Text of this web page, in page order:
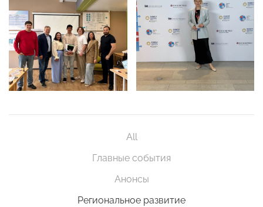
All
Главные события
Анонсы
Региональное развитие